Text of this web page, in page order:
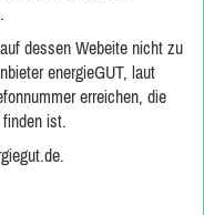
dessen Webeite nicht zu
energieGUT, laut
erreichen, die
ist.
.